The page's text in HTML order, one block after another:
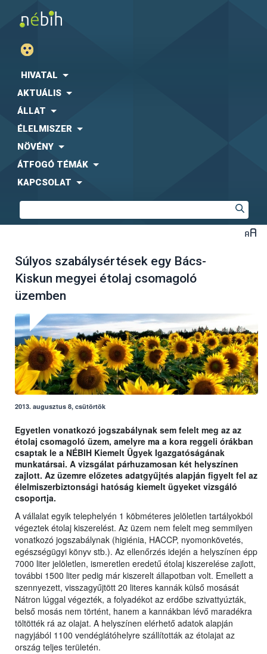
HIVATAL
AKTUÁLIS
ÁLLAT
ÉLELMISZER
NÖVÉNY
ÁTFOGÓ TÉMÁK
KAPCSOLAT
Súlyos szabálysértések egy Bács-
Kiskun megyei étolaj csomagoló
üzemben
2013. augusztus 8, csütörtök
Egyetlen vonatkozó jogszabálynak sem felelt meg az az
étolaj csomagoló üzem, amelyre ma a kora reggeli órákban
csaptak le a NÉBIH Kiemelt Ügyek Igazgatóságának
munkatársai. A vizsgálat párhuzamosan két helyszínen
zajlott. Az üzemre előzetes adatgyűjtés alapján figyelt fel az
élelmiszerbiztonsági hatóság kiemelt ügyeket vizsgáló
csoportja.
A vállalat egyik telephelyén 1 köbméteres jelöletlen tartályokból
végeztek étolaj kiszerelést. Az üzem nem felelt meg semmilyen
vonatkozó jogszabálynak (higiénia, HACCP, nyomonkövetés,
egészségügyi könyv stb.). Az ellenőrzés idején a helyszínen épp
7000 liter jelöletlen, ismeretlen eredetű étolaj kiszerelése zajlott,
további 1500 liter pedig már kiszerelt állapotban volt. Emellett a
szennyezett, visszagyűjtött 20 literes kannák külső mosását
Nátron lúggal végezték, a folyadékot az erdőbe szivattyúzták,
belső mosás nem történt, hanem a kannákban lévő maradékra
töltötték rá az olajat. A helyszínen elérhető adatok alapján
nagyjából 1100 vendéglátóhelyre szállították az étolajat az
ország teljes területén.